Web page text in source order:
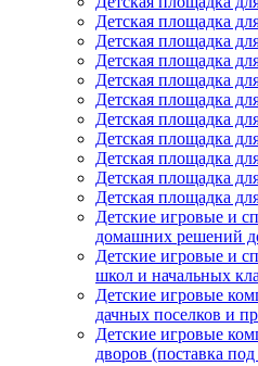
Детская площадка
Детская площадка
Детская площадка
Детская площадка
Детская площадка
Детская площадка
Детская площадка
Детская площадка
Детская площадка
Детская площадка
Детские игровые и
домашних решений
Детские игровые и
школ и начальных
Детские игровые
дачных поселков и
Детские игровые
дворов (поставка